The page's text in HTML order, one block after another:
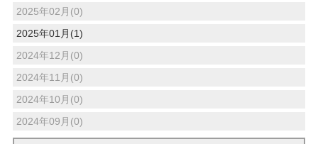
2025年02月(0)
2025年01月(1)
2024年12月(0)
2024年11月(0)
2024年10月(0)
2024年09月(0)